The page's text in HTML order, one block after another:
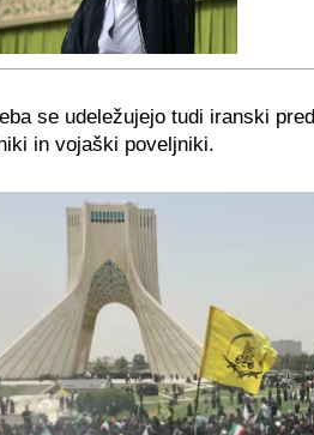
se udeležujejo tudi iranski
in vojaški poveljniki.